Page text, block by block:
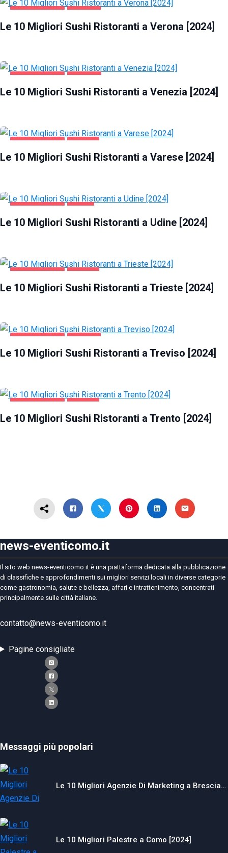
GASTRONOMIA VERONA
Le 10 Migliori Sushi Ristoranti a Verona [2024]
GASTRONOMIA VENEZIA
Le 10 Migliori Sushi Ristoranti a Venezia [2024]
GASTRONOMIA VARESE
Le 10 Migliori Sushi Ristoranti a Varese [2024]
GASTRONOMIA UDINE
Le 10 Migliori Sushi Ristoranti a Udine [2024]
GASTRONOMIA TRIESTE
Le 10 Migliori Sushi Ristoranti a Trieste [2024]
GASTRONOMIA TREVISO
Le 10 Migliori Sushi Ristoranti a Treviso [2024]
GASTRONOMIA TRENTO
Le 10 Migliori Sushi Ristoranti a Trento [2024]
news-eventicomo.it
Il sito web news-eventicomo.it è una piattaforma dedicata alla pubblicazione
di classifiche e approfondimenti sui migliori servizi locali in diverse categorie
come gastronomia, salute e bellezza, affari e intrattenimento, concentrati
principalmente sulle città italiane.
contatto@news-eventicomo.it
Pagine consigliate
Messaggi più popolari
Le 10 Migliori Agenzie Di Marketing a Brescia…
Le 10 Migliori Palestre a Como [2024]